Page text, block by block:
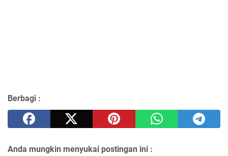
Berbagi :
Anda mungkin menyukai postingan ini :